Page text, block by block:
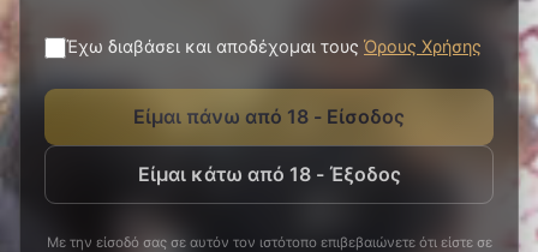
Έχω διαβάσει και αποδέχομαι τους Όρους Χρήσης
Είμαι πάνω από 18 - Είσοδος
Είμαι κάτω από 18 - Έξοδος
Με την είσοδό σας σε αυτόν τον ιστότοπο επιβεβαιώνετε ότι είστε σε